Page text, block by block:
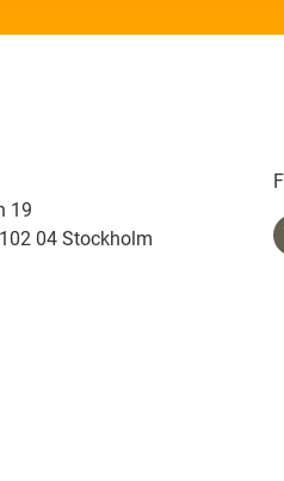
19
04 Stockholm